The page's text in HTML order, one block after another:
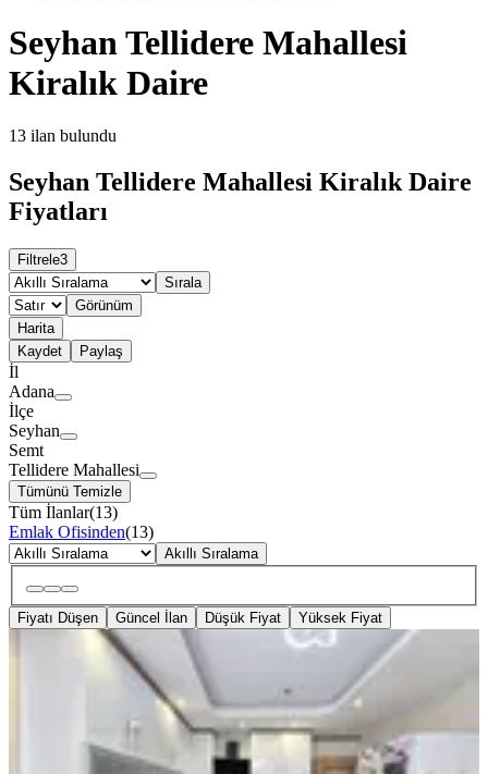
Seyhan Tellidere Mahallesi
Kiralık Daire
13 ilan bulundu
Seyhan Tellidere Mahallesi Kiralık Daire
Fiyatları
Filtrele3
Sırala
Görünüm
Harita
Kaydet
Paylaş
İl
Adana
İlçe
Seyhan
Semt
Tellidere Mahallesi
Tümünü Temizle
Tüm İlanlar(13)
Emlak Ofisinden(13)
Akıllı Sıralama
Fiyatı Düşen Güncel İlan Düşük Fiyat Yüksek Fiyat
Tellidere Kılıç Tatlı Civ.geniş
Oturumlu Kaçmaz Lüks Fırsat
Seyhan, Tellidere Mahallesi
4+1· 220 m²·2. Kat 04.08.2026